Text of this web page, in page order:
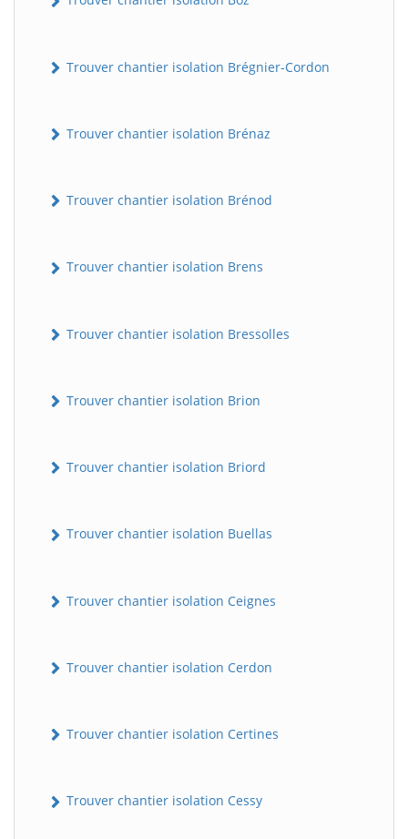
Trouver chantier isolation Brégnier-Cordon
Trouver chantier isolation Brénaz
Trouver chantier isolation Brénod
Trouver chantier isolation Brens
Trouver chantier isolation Bressolles
Trouver chantier isolation Brion
Trouver chantier isolation Briord
Trouver chantier isolation Buellas
Trouver chantier isolation Ceignes
Trouver chantier isolation Cerdon
Trouver chantier isolation Certines
Trouver chantier isolation Cessy